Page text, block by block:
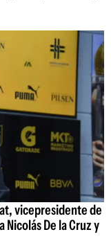
vicepresidente de
De la Cruz y